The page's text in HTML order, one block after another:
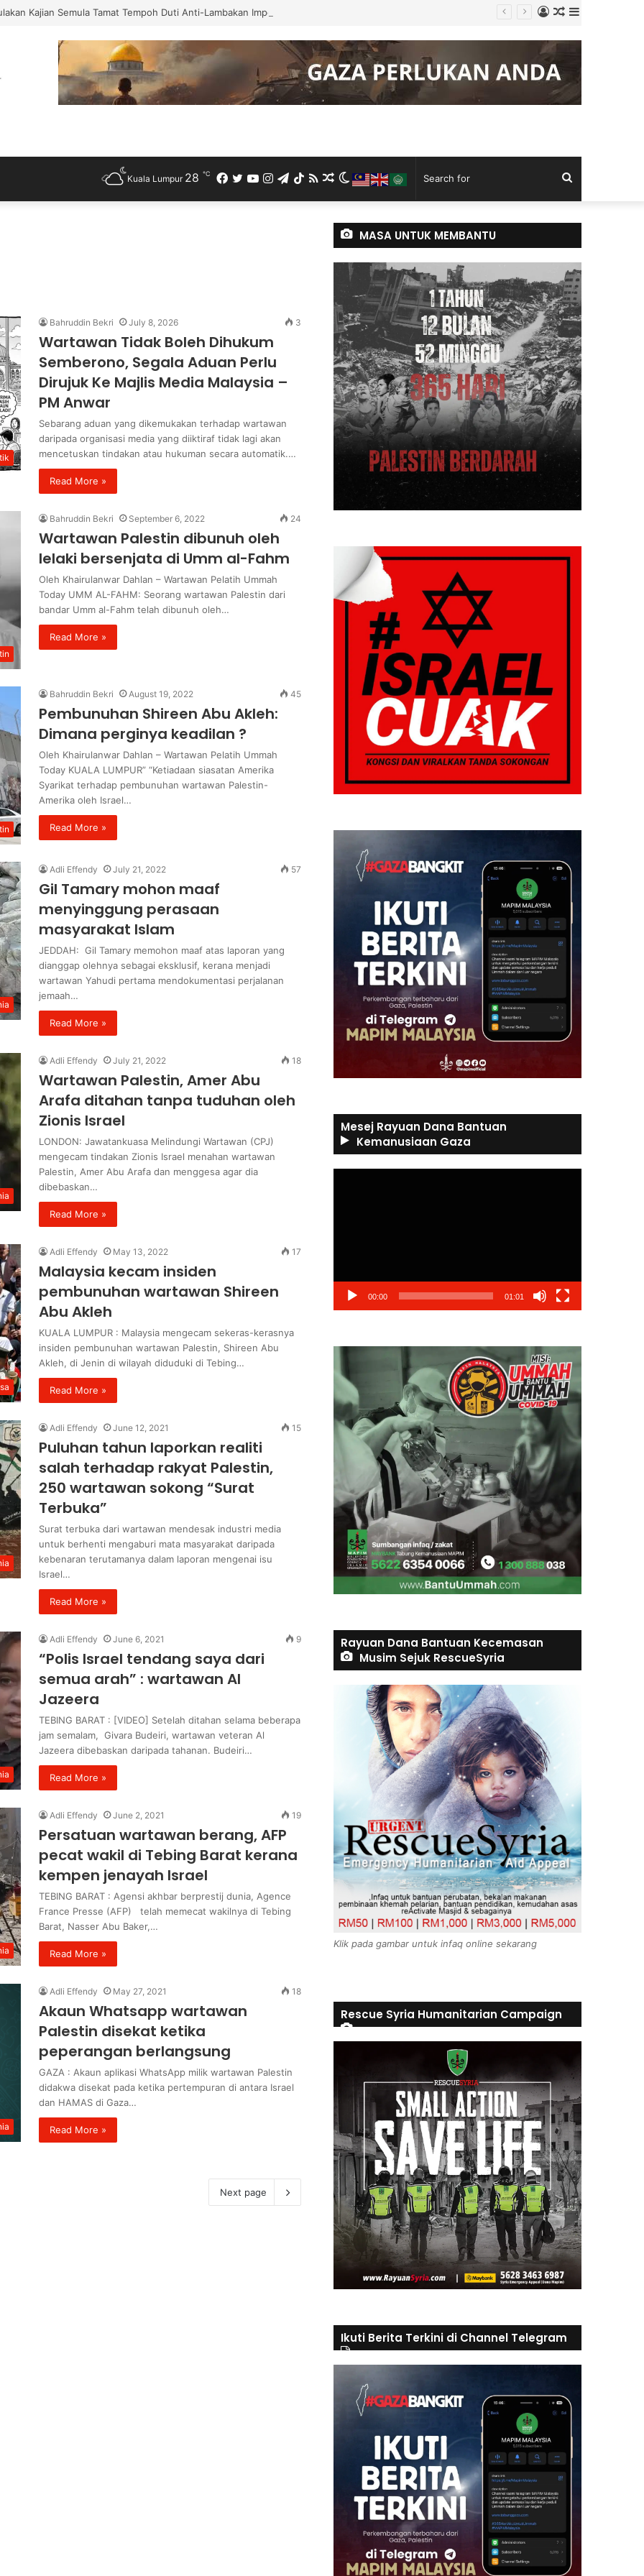
Kajian Semula Tamat Tempoh Duti Anti-Lambakan Import Gegelung Keluli China, Vietnam
Random
Article
Log
In
for
Switch
skin
Random
Article
RSS
TikTok
Telegram
Instagram
YouTube
Twitter
Facebook
Kuala Lumpur 28 ℃
Bahruddin Bekri July 8, 2026 3
Wartawan Tidak Boleh Dihukum
Semberono, Segala Aduan Perlu
Dirujuk Ke Majlis Media Malaysia –
PM Anwar
Sebarang aduan yang dikemukakan terhadap wartawan
daripada organisasi media yang diiktiraf tidak lagi akan
mencetuskan tindakan atau hukuman secara automatik.…
Read More »
Bahruddin Bekri September 6, 2022 24
Wartawan Palestin dibunuh oleh
lelaki bersenjata di Umm al-Fahm
Oleh Khairulanwar Dahlan – Wartawan Pelatih Ummah
Today UMM AL-FAHM: Seorang wartawan Palestin dari
bandar Umm al-Fahm telah dibunuh oleh…
Read More »
Bahruddin Bekri August 19, 2022 45
Pembunuhan Shireen Abu Akleh:
Dimana perginya keadilan ?
Oleh Khairulanwar Dahlan – Wartawan Pelatih Ummah
Today KUALA LUMPUR” “Ketiadaan siasatan Amerika
Syarikat terhadap pembunuhan wartawan Palestin-
Amerika oleh Israel…
Read More »
Adli Effendy July 21, 2022 57
Gil Tamary mohon maaf
menyinggung perasaan
masyarakat Islam
JEDDAH: Gil Tamary memohon maaf atas laporan yang
dianggap olehnya sebagai eksklusif, kerana menjadi
wartawan Yahudi pertama mendokumentasi perjalanan
jemaah…
Read More »
Adli Effendy July 21, 2022 18
Wartawan Palestin, Amer Abu
Arafa ditahan tanpa tuduhan oleh
Zionis Israel
LONDON: Jawatankuasa Melindungi Wartawan (CPJ)
mengecam tindakan Zionis Israel menahan wartawan
Palestin, Amer Abu Arafa dan menggesa agar dia
dibebaskan…
Read More »
Adli Effendy May 13, 2022 17
Malaysia kecam insiden
pembunuhan wartawan Shireen
Abu Akleh
KUALA LUMPUR : Malaysia mengecam sekeras-kerasnya
insiden pembunuhan wartawan Palestin, Shireen Abu
Akleh, di Jenin di wilayah diduduki di Tebing…
Read More »
Adli Effendy June 12, 2021 15
Puluhan tahun laporkan realiti
salah terhadap rakyat Palestin,
250 wartawan sokong “Surat
Terbuka”
Surat terbuka dari wartawan mendesak industri media
untuk berhenti mengaburi mata masyarakat daripada
kebenaran terutamanya dalam laporan mengenai isu
Israel…
Read More »
Adli Effendy June 6, 2021 9
“Polis Israel tendang saya dari
semua arah” : wartawan Al
Jazeera
TEBING BARAT : [VIDEO] Setelah ditahan selama beberapa
jam semalam, Givara Budeiri, wartawan veteran Al
Jazeera dibebaskan daripada tahanan. Budeiri…
Read More »
Adli Effendy June 2, 2021 19
Persatuan wartawan berang, AFP
pecat wakil di Tebing Barat kerana
kempen jenayah Israel
TEBING BARAT : Agensi akhbar berprestij dunia, Agence
France Presse (AFP) telah memecat wakilnya di Tebing
Barat, Nasser Abu Baker,…
Read More »
Adli Effendy May 27, 2021 18
Akaun Whatsapp wartawan
Palestin disekat ketika
peperangan berlangsung
GAZA : Akaun aplikasi WhatsApp milik wartawan Palestin
didakwa disekat pada ketika pertempuran di antara Israel
dan HAMAS di Gaza…
Read More »
Next page
MASA UNTUK MEMBANTU
Mesej Rayuan Dana Bantuan
Kemanusiaan Gaza
00:00 01:01
Rayuan Dana Bantuan Kecemasan
Musim Sejuk RescueSyria
Klik pada gambar untuk infaq online sekarang
Rescue Syria Humanitarian Campaign
Ikuti Berita Terkini di Channel Telegram